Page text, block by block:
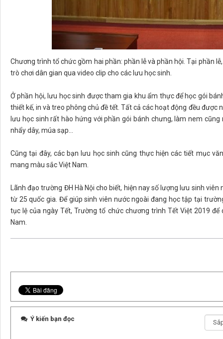
Chương trình tổ chức gồm hai phần: phần lễ và phần hội. Tại phần
trò chơi dân gian qua video clip cho các lưu học sinh.
Ở phần hội, lưu học sinh được tham gia khu ẩm thực để học gói
thiết kế, in và treo phông chủ đề tết. Tất cả các hoạt động đều được
lưu học sinh rất hào hứng với phần gói bánh chưng, làm nem
nhẩy dây, múa sạp…
Cũng tại đây, các bạn lưu học sinh cũng thực hiện các tiết mục
mang màu sắc Việt Nam.
Lãnh đạo trường ĐH Hà Nội cho biết, hiện nay số lượng lưu sinh
từ 25 quốc gia. Để giúp sinh viên nước ngoài đang học tập tại
tục lệ của ngày Tết, Trường tổ chức chương trình Tết Việt 2019
Nam.
Ý kiến bạn đọc